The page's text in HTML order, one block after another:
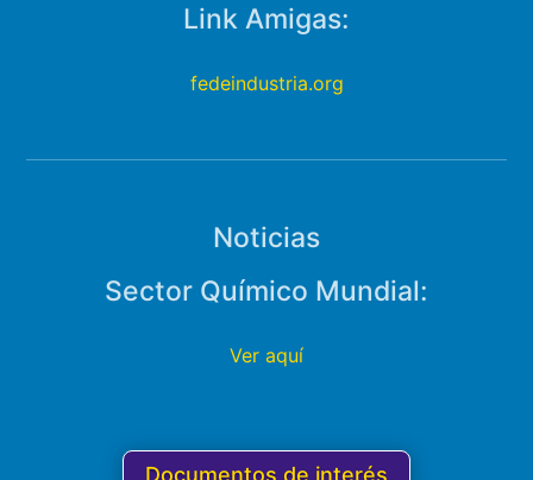
Link Amigas:
fedeindustria.org
Noticias
Sector Químico Mundial:
Ver aquí
Documentos de interés